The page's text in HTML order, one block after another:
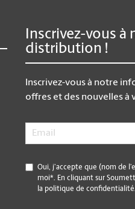
Inscrivez-vous à
distribution !
Inscrivez-vous à notre
offres et des nouvelles
Email
* Oui, j’accepte que (nom de
moi*. En cliquant sur
la politique de confidentialité.